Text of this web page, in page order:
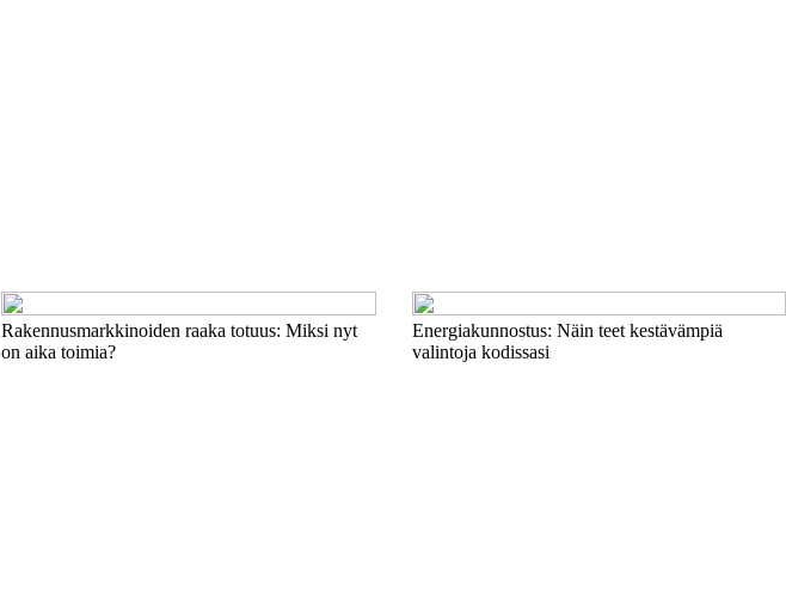
Rakennusmarkkinoiden raaka totuus: Miksi nyt
on aika toimia?
Energiakunnostus: Näin teet kestävämpiä
valintoja kodissasi